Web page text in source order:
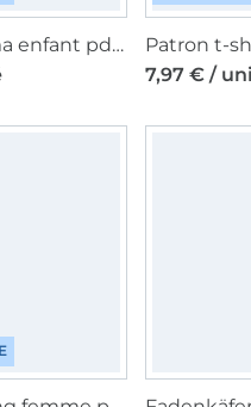
Patron pyjama enfant pdf Fadenkäfer, en allemand
7,97 € /